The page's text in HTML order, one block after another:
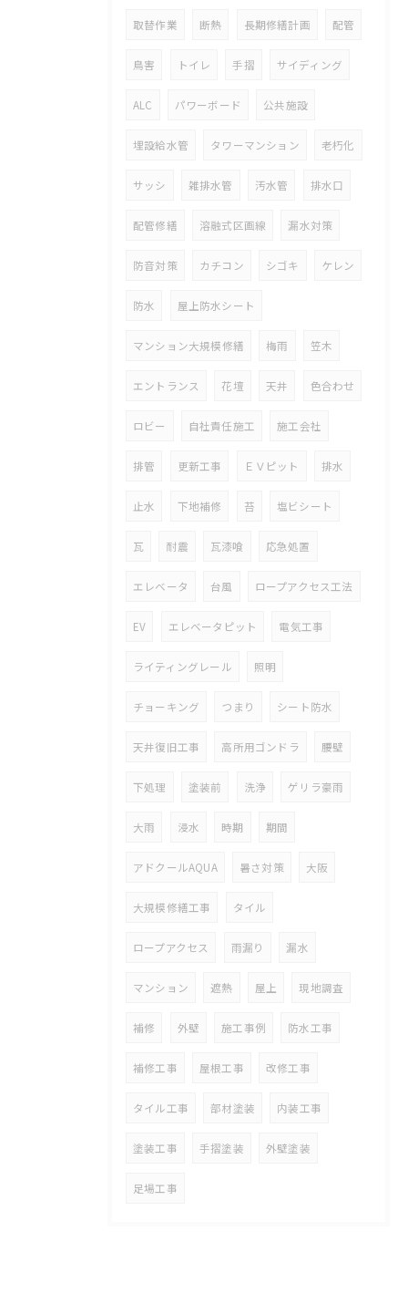
取替作業 断熱 長期修繕計画 配管
鳥害 トイレ 手摺 サイディング
ALC パワーボード 公共施設
埋設給水管 タワーマンション 老朽化
サッシ 雑排水管 汚水管 排水口
配管修繕 溶融式区画線 漏水対策
防音対策 カチコン シゴキ ケレン
防水 屋上防水シート
マンション大規模修繕 梅雨 笠木
エントランス 花壇 天井 色合わせ
ロビー 自社責任施工 施工会社
排管 更新工事 ＥＶピット 排水
止水 下地補修 苔 塩ビシート
瓦 耐震 瓦漆喰 応急処置
エレベータ 台風 ロープアクセス工法
EV エレベータピット 電気工事
ライティングレール 照明
チョーキング つまり シート防水
天井復旧工事 高所用ゴンドラ 腰壁
下処理 塗装前 洗浄 ゲリラ豪雨
大雨 浸水 時期 期間
アドクールAQUA 暑さ対策 大阪
大規模修繕工事 タイル
ロープアクセス 雨漏り 漏水
マンション 遮熱 屋上 現地調査
補修 外壁 施工事例 防水工事
補修工事 屋根工事 改修工事
タイル工事 部材塗装 内装工事
塗装工事 手摺塗装 外壁塗装
足場工事